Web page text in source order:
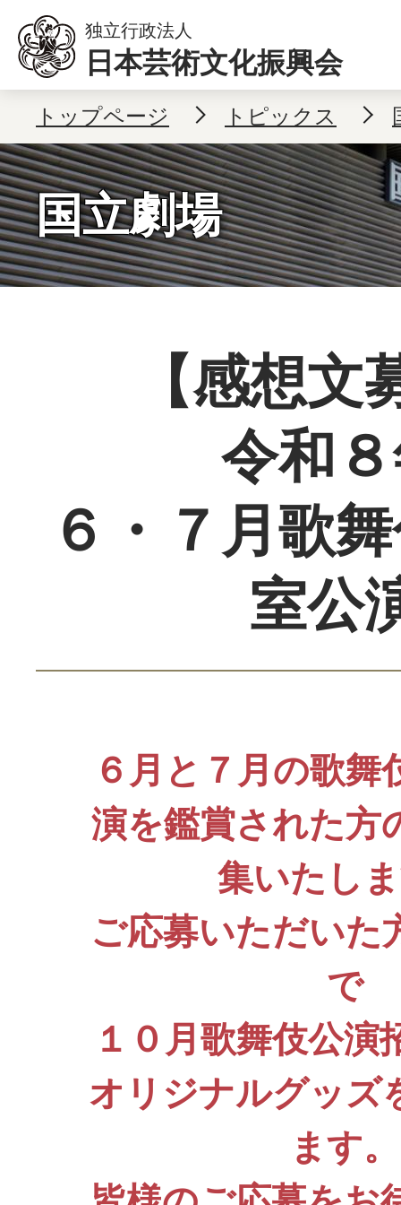
本文へ移動
独立行政法人
日本芸術文化振興会
トップページ トピックス
国立劇場
【感想文
令和
６・７月歌
室公
６月と７月の歌舞
演を鑑賞された方
集いたし
ご応募いただいた
で
１０月歌舞伎公演
オリジナルグッズ
ます。